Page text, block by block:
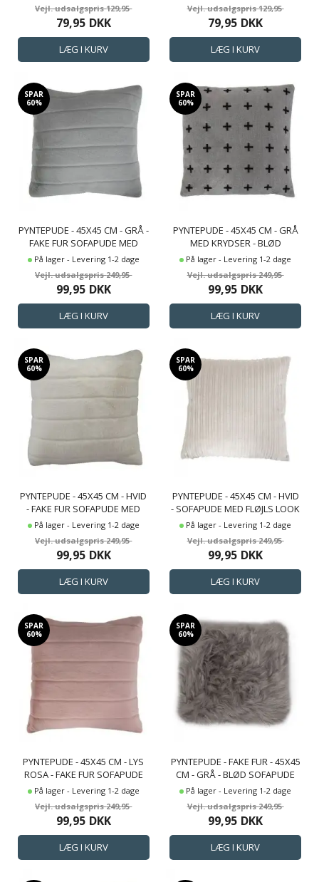
129,95
79,95 DKK
129,95
79,95 DKK
SPAR
60%
PYNTEPUDE - 45X45 CM - GRÅ -
FAKE FUR SOFAPUDE MED
STRIBER - NORDSTRAND HOME
På lager - Levering 1-2 dage
249,95
99,95 DKK
SPAR
60%
PYNTEPUDE - 45X45 CM - GRÅ
MED KRYDSER - BLØD
SOFAPUDE FRA BORG LIVING
På lager - Levering 1-2 dage
249,95
99,95 DKK
SPAR
60%
PYNTEPUDE - 45X45 CM - HVID
- FAKE FUR SOFAPUDE MED
STRIBER - NORDSTRAND HOME
På lager - Levering 1-2 dage
249,95
99,95 DKK
SPAR
60%
PYNTEPUDE - 45X45 CM - HVID
- SOFAPUDE MED FLØJLS LOOK
- BORG LIVING
På lager - Levering 1-2 dage
249,95
99,95 DKK
SPAR
60%
PYNTEPUDE - 45X45 CM - LYS
ROSA - FAKE FUR SOFAPUDE
MED STRIBER - NORDSTRAND
På lager - Levering 1-2 dage
249,95
99,95 DKK
SPAR
60%
PYNTEPUDE - FAKE FUR - 45X45
CM - GRÅ - BLØD SOFAPUDE
På lager - Levering 1-2 dage
249,95
99,95 DKK